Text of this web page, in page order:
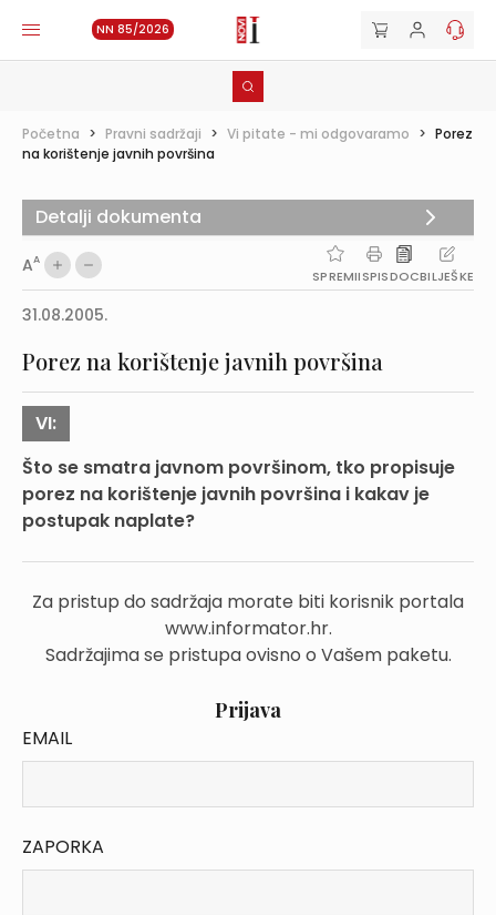
NN 85/2026
Početna > Pravni sadržaji > Vi pitate - mi odgovaramo > Porez
na korištenje javnih površina
AA
SPREMIISPISDOCBILJEŠKE
31.08.2005.
Porez na korištenje javnih površina
VI:
Što se smatra javnom površinom, tko propisuje
porez na korištenje javnih površina i kakav je
postupak naplate?
Za pristup do sadržaja morate biti korisnik portala
www.informator.hr.
Sadržajima se pristupa ovisno o Vašem paketu.
Prijava
EMAIL
ZAPORKA
Detalji dokumenta